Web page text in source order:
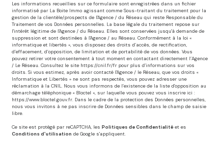
Les informations recueillies sur ce formulaire sont enregistrées dans un fichier
informatisé par La Boite Immo agissant comme Sous-traitant du traitement pour la
gestion de la clientèle/prospects de l'Agence / du Réseau qui reste Responsable du
Traitement de vos Données personnelles. La base légale du traitement repose sur
l'intérêt légitime de l'Agence / du Réseau. Elles sont conservées jusqu'à demande de
suppression et sont destinées à l'Agence / au Réseau. Conformément à la loi «
informatique et libertés », vous disposez des droits d’accès, de rectification,
d’effacement, d’opposition, de limitation et de portabilité de vos données. Vous
pouvez retirer votre consentement à tout moment en contactant directement l’Agence
/ Le Réseau. Consultez le site https://cnil.fr/fr pour plus d’informations sur vos
droits. Si vous estimez, après avoir contacté l'Agence / le Réseau, que vos droits «
Informatique et Libertés » ne sont pas respectés, vous pouvez adresser une
réclamation à la CNIL. Nous vous informons de l’existence de la liste d'opposition au
démarchage téléphonique « Bloctel », sur laquelle vous pouvez vous inscrire ici :
https://www.bloctel.gouv.fr. Dans le cadre de la protection des Données personnelles,
nous vous invitons à ne pas inscrire de Données sensibles dans le champ de saisie
libre.
Ce site est protégé par reCAPTCHA, les Politiques de Confidentialité et es
Conditions d'utilisation de Google s'appliquent.